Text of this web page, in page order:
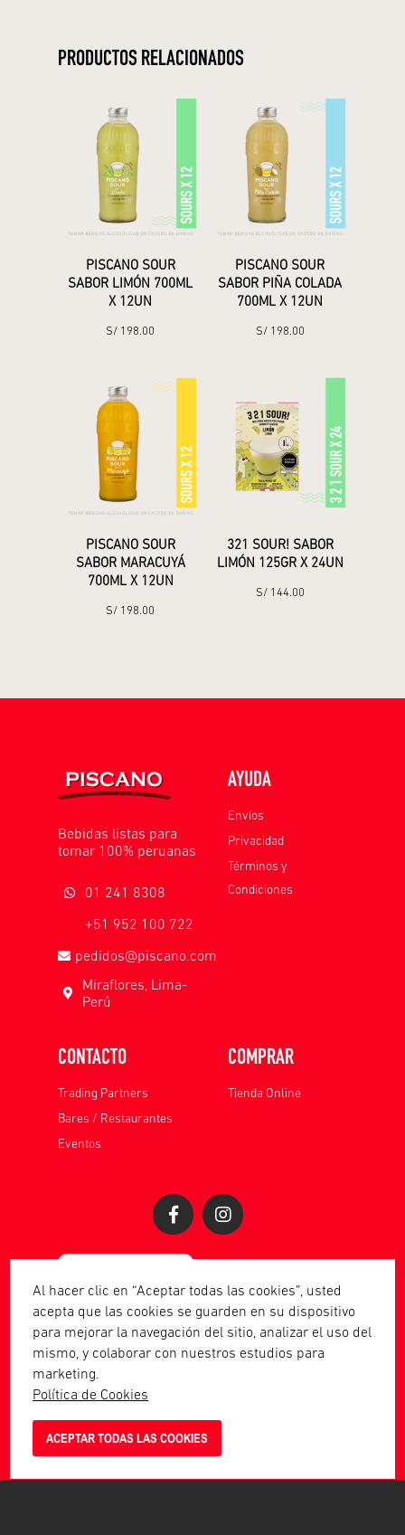
PRODUCTOS RELACIONADOS
PISCANO SOUR
SABOR LIMÓN 700ML
X 12UN
S/ 198.00
PISCANO SOUR
SABOR PIÑA COLADA
700ML X 12UN
S/198.00
PISCANO SOUR
SABOR MARACUYÁ
700ML X 12UN
S/ 198.00
321 SOUR! SABOR
LIMÓN 125GR X 24UN
S/144.00
Bebidas listas para
tomar 100% peruanas
01 241 8308
+51 952 100 722
pedidos@piscano.com
Miraflores, Lima-
Perú
AYUDA
Envíos
Privacidad
Términos y
Condiciones
CONTACTO
Trading Partners
Bares / Restaurantes
Eventos
COMPRAR
Tienda Online
Piscano 2023 | Todos los derechos
Al hacer clic en “Aceptar todas las cookies”, usted
acepta que las cookies se guarden en su dispositivo
para mejorar la navegación del sitio, analizar el uso del
mismo, y colaborar con nuestros estudios para
marketing.
Política de Cookies
ACEPTAR TODAS LAS COOKIES